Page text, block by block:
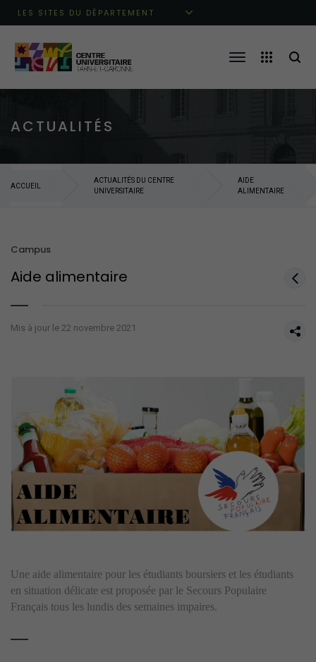
Aller au menu principal
Aller au contenu
Aller à la recherche
LES SITES DU DÉPARTEMENT
ACTUALITÉS
ACCUEIL
ACTUALITÉS DU CENTRE
UNIVERSITAIRE
AIDE
ALIMENTAIRE
Campus
Aide alimentaire
Mis à jour le 22 novembre 2021
Une aide alimentaire pour les étudiants boursiers et les étudiants
en situation délicate est proposée par le Secours Populaire
Français tous les lundis des semaines impaires.